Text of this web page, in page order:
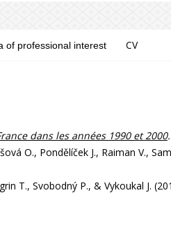
of professional interest CV
dans les années 1990 et 2000.
O., Pondělíček J., Raiman V.,
T., Svobodný P., & Vykoukal J.